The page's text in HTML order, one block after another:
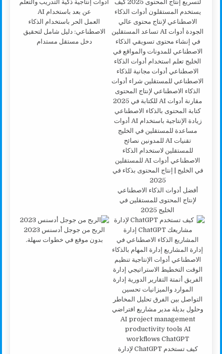
أفضل أدوات الذكاء الاصطناعي
لإنتاج المحتوى للمستقلين في
الخليج 2025
العمل الحر باستخدام الذكاء
الاصطناعي: دليل شامل لتحقيق
دخل مستقل مستدام
كيف تستخدم ChatGPT لإدارة
الربح من جوجل أدسنس 2023
بدون موقع في خطوات سهلة.